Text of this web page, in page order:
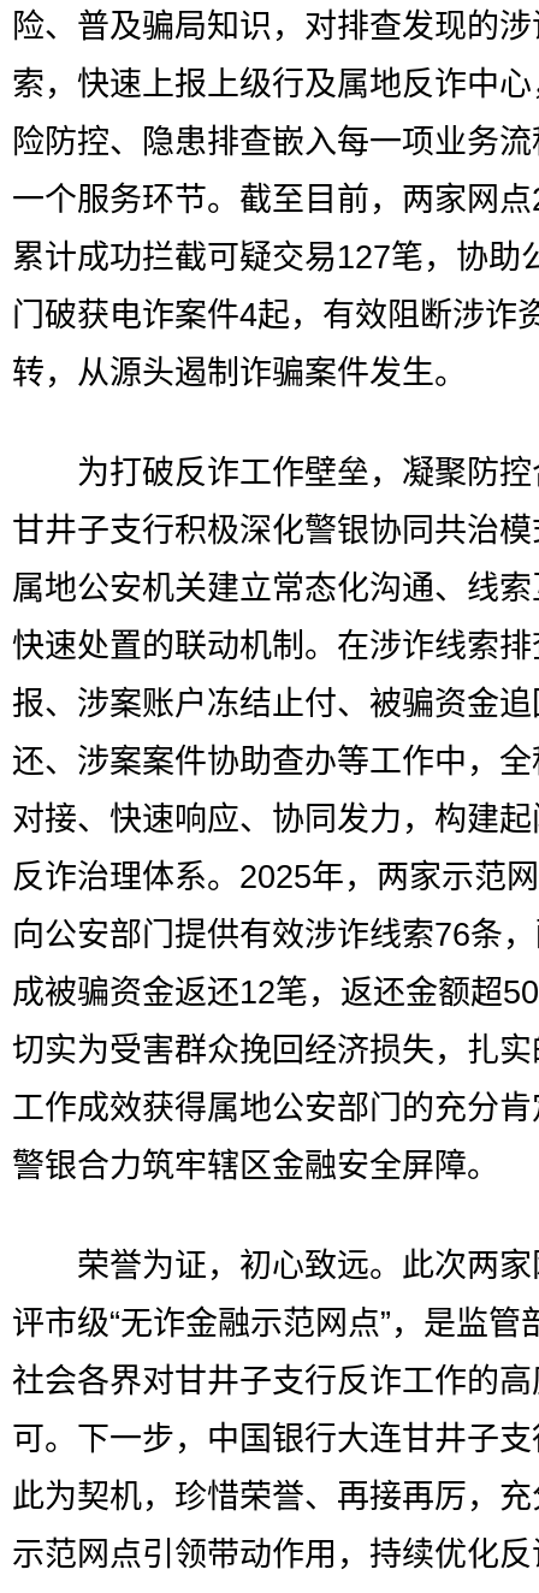
险、普及骗局知识，对排查发现的
索，快速上报上级行及属地反诈中
险防控、隐患排查嵌入每一项业务
一个服务环节。截至目前，两家网
累计成功拦截可疑交易127笔，协助
门破获电诈案件4起，有效阻断涉诈
转，从源头遏制诈骗案件发生。
为打破反诈工作壁垒，凝聚防控
甘井子支行积极深化警银协同共治
属地公安机关建立常态化沟通、线
快速处置的联动机制。在涉诈线索
报、涉案账户冻结止付、被骗资金
还、涉案案件协助查办等工作中，
对接、快速响应、协同发力，构建
反诈治理体系。2025年，两家示范
向公安部门提供有效涉诈线索76条
成被骗资金返还12笔，返还金额超
切实为受害群众挽回经济损失，扎
工作成效获得属地公安部门的充分
警银合力筑牢辖区金融安全屏障。
荣誉为证，初心致远。此次两家
评市级“无诈金融示范网点”，是监管
社会各界对甘井子支行反诈工作的
可。下一步，中国银行大连甘井子
此为契机，珍惜荣誉、再接再厉，
示范网点引领带动作用，持续优化